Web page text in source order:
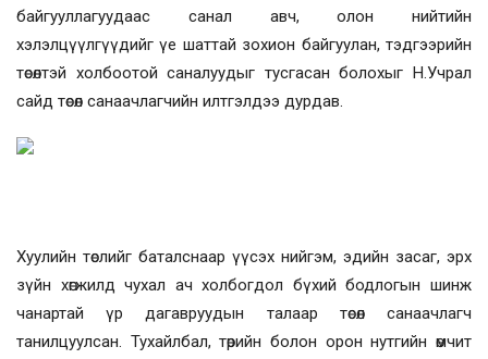
байгууллагуудаас санал авч, олон нийтийн
хэлэлцүүлгүүдийг үе шаттай зохион байгуулан, тэдгээрийн
төсөлтэй холбоотой саналуудыг тусгасан болохыг Н.Учрал
сайд төсөл санаачлагчийн илтгэлдээ дурдав.
Хуулийн төслийг баталснаар үүсэх нийгэм, эдийн засаг, эрх
зүйн хөгжилд чухал ач холбогдол бүхий бодлогын шинж
чанартай үр дагавруудын талаар төсөл санаачлагч
танилцуулсан. Тухайлбал, төрийн болон орон нутгийн өмчит